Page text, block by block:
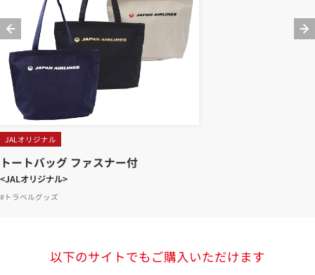
JALオリジナル
トートバッグ ファスナー付
<JALオリジナル>
#トラベルグッズ
以下のサイトでもご購入いただけます